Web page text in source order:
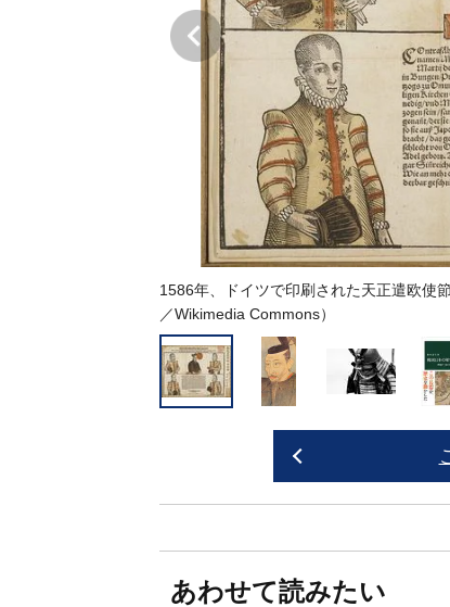
1586年、ドイツで印刷された天正遣欧使
／Wikimedia Commons）
あわせて読みたい